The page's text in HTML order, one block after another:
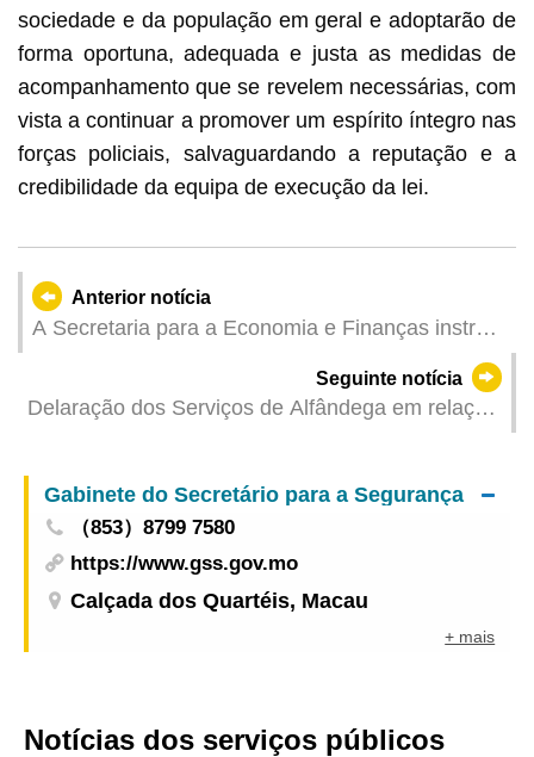
sociedade e da população em geral e adoptarão de
forma oportuna, adequada e justa as medidas de
acompanhamento que se revelem necessárias, com
vista a continuar a promover um espírito íntegro nas
forças policiais, salvaguardando a reputação e a
credibilidade da equipa de execução da lei.
Anterior notícia
A Secretaria para a Economia e Finanças instruiu
optimizar os mecanismos tendo em conta o
conteúdo do relatório do CCAC
Seguinte notícia
Delaração dos Serviços de Alfândega em relação
Contra a Corrupção sobre os actos do pessoal
destes Serviços que violem a Lei e a disciplina
Gabinete do Secretário para a Segurança
（853）8799 7580
https://www.gss.gov.mo
Calçada dos Quartéis, Macau
+ mais
Notícias dos serviços públicos